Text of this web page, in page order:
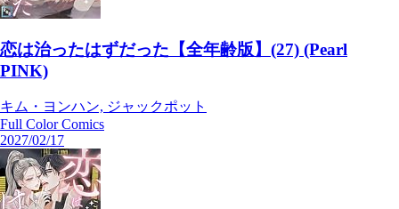
恋は治ったはずだった【全年齢版】(27) (Pearl
PINK)
キム・ヨンハン, ジャックポット
Full Color Comics
2027/02/17